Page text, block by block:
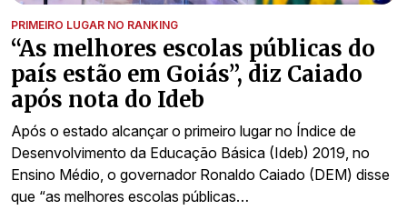
PRIMEIRO LUGAR NO RANKING
“As melhores escolas públicas do
país estão em Goiás”, diz Caiado
após nota do Ideb
Após o estado alcançar o primeiro lugar no Índice de
Desenvolvimento da Educação Básica (Ideb) 2019, no
Ensino Médio, o governador Ronaldo Caiado (DEM) disse
que “as melhores escolas públicas…